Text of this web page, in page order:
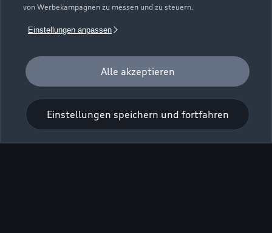
von Werbekampagnen zu messen und zu steuern.
Einstellungen anpassen
Alle akzeptieren
Einstellungen speichern und fortfahren
Zur Inspektion